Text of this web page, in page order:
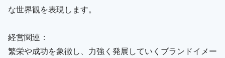
な世界観を表現します。
経営関連：
繁栄や成功を象徴し、力強く発展していくブランドイメー